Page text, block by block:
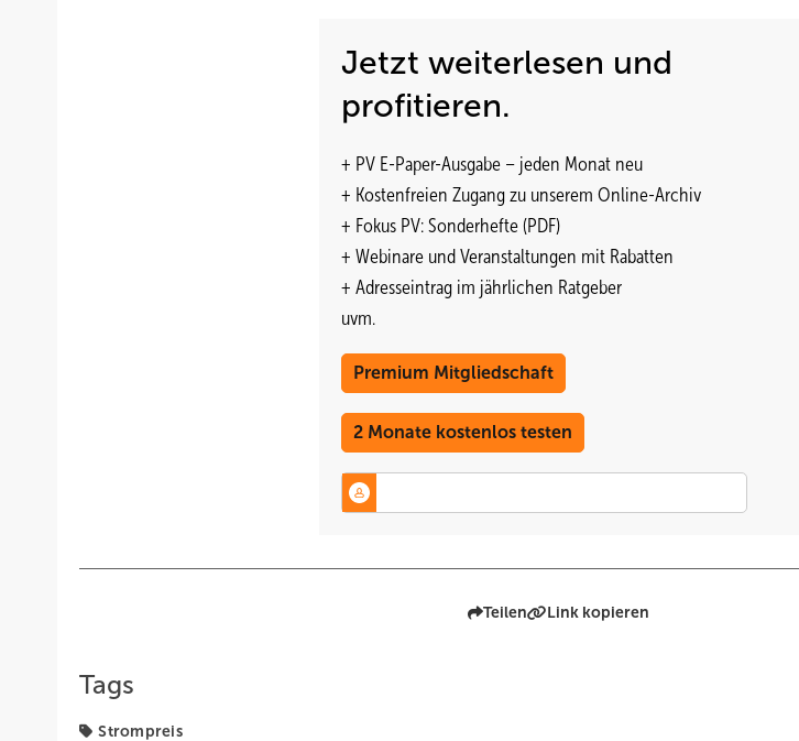
Jetzt weiterlesen und
profitieren.
+ PV E-Paper-Ausgabe – jeden Monat neu
+ Kostenfreien Zugang zu unserem Online-Archiv
+ Fokus PV: Sonderhefte (PDF)
+ Webinare und Veranstaltungen mit Rabatten
+ Adresseintrag im jährlichen Ratgeber
uvm.
Premium Mitgliedschaft
2 Monate kostenlos testen
Teilen Link kopieren
Tags
Strompreis